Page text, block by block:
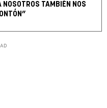
NOSOTROS TAMBIÉN NOS